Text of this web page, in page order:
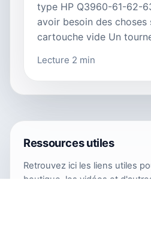
type HP Q3960-61-62-
avoir besoin des choses
cartouche vide Un
Lecture 2 min
Ressources utiles
Retrouvez ici les liens utiles
boutique, les vidéos et